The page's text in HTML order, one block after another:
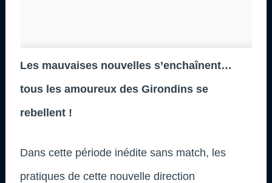
Les mauvaises nouvelles s’enchaînent…
tous les amoureux des Girondins se
rebellent !
Dans cette période inédite sans match, les
pratiques de cette nouvelle direction